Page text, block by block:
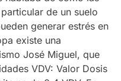
de un suelo
generar estrés en
existe una
José Miguel, que
VDV: Valor Dosis